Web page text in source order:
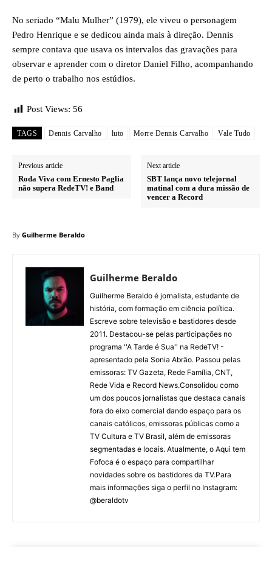
No seriado “Malu Mulher” (1979), ele viveu o personagem
Pedro Henrique e se dedicou ainda mais à direção. Dennis
sempre contava que usava os intervalos das gravações para
observar e aprender com o diretor Daniel Filho, acompanhando
de perto o trabalho nos estúdios.
Post Views: 56
TAGS Dennis Carvalho luto Morre Dennis Carvalho Vale Tudo
Previous article
Roda Viva com Ernesto Paglia
não supera RedeTV! e Band
Next article
SBT lança novo telejornal
matinal com a dura missão de
vencer a Record
By Guilherme Beraldo
Guilherme Beraldo
Guilherme Beraldo é jornalista, estudante de
história, com formação em ciência política.
Escreve sobre televisão e bastidores desde
2011. Destacou-se pelas participações no
programa ''A Tarde é Sua'' na RedeTV! -
apresentado pela Sonia Abrão. Passou pelas
emissoras: TV Gazeta, Rede Família, CNT,
Rede Vida e Record News.Consolidou como
um dos poucos jornalistas que destaca canais
fora do eixo comercial dando espaço para os
canais católicos, emissoras públicas como a
TV Cultura e TV Brasil, além de emissoras
segmentadas e locais. Atualmente, o Aqui tem
Fofoca é o espaço para compartilhar
novidades sobre os bastidores da TV.Para
mais informações siga o perfil no Instagram:
@beraldotv